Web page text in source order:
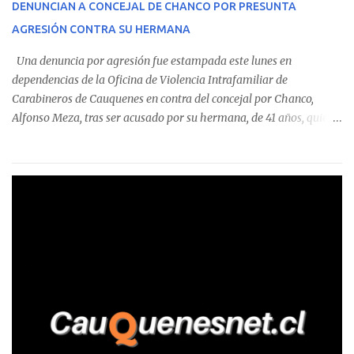
detectaron incumplimientos a la normativa vigente. El informe
precisa que la mayor cantidad de dinero apostado se registró en
Talca, donde...
DENUNCIAN A CONCEJAL DE CHANCO POR PRESUNTA
AGRESIÓN CONTRA SU HERMANA
Una denuncia por agresión fue estampada este lunes en
dependencias de la Oficina de Violencia Intrafamiliar de
Carabineros de Cauquenes en contra del concejal por Chanco,
Alfonso Meza, tras ser acusado por su hermana, de 41 años, quien
relató que los hechos ocurrieron cerca de las 11:30 horas en el
trabajadores, el edil descendió del vehículo y, en medio de la
confrontación, la habría tomado de los hombros, empujado al
suelo y agredido con golpes de pies y manos, mientr...